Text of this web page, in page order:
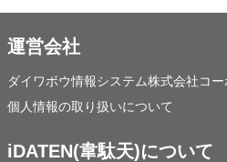
運営会社
ダイワボウ情報システム株式会社コ
個人情報の取り扱いについて
iDATEN(韋駄天)について